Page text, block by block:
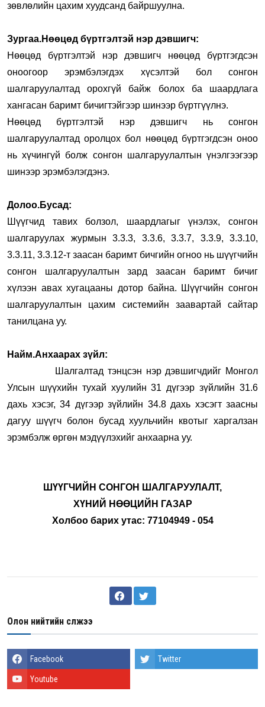
зөвлөлийн цахим хуудсанд байршуулна.
Зургаа.Нөөцөд бүртгэлтэй нэр дэвшигч:
Нөөцөд бүртгэлтэй нэр дэвшигч нөөцөд бүртгэгдсэн
оноогоор эрэмбэлэгдэх хүсэлтэй бол сонгон
шалгаруулалтад орохгүй байж болох ба шаардлага
хангасан баримт бичигтэйгээр шинээр бүртгүүлнэ.
Нөөцөд бүртгэлтэй нэр дэвшигч нь сонгон
шалгаруулалтад оролцох бол нөөцөд бүртгэгдсэн оноо
нь хүчингүй болж сонгон шалгаруулалтын үнэлгээгээр
шинээр эрэмбэлэгдэнэ.
Долоо.Бусад:
Шүүгчид тавих болзол, шаардлагыг үнэлэх, сонгон
шалгаруулах журмын 3.3.3, 3.3.6, 3.3.7, 3.3.9, 3.3.10,
3.3.11, 3.3.12-т заасан баримт бичгийн огноо нь шүүгчийн
сонгон шалгаруулалтын зард заасан баримт бичиг
хүлээн авах хугацааны дотор байна. Шүүгчийн сонгон
шалгаруулалтын цахим системийн заавартай сайтар
танилцана уу.
Найм.Анхаарах зүйл:
Шалгалтад тэнцсэн нэр дэвшигчдийг Монгол
Улсын шүүхийн тухай хуулийн 31 дүгээр зүйлийн 31.6
дахь хэсэг, 34 дүгээр зүйлийн 34.8 дахь хэсэгт заасны
дагуу шүүгч болон бусад хуульчийн квотыг харгалзан
эрэмбэлж өргөн мэдүүлэхийг анхаарна уу.
ШҮҮГЧИЙН СОНГОН ШАЛГАРУУЛАЛТ,
ХҮНИЙ НӨӨЦИЙН ГАЗАР
Холбоо барих утас: 77104949 - 054
Олон нийтийн сүлжээ
Facebook Twitter
Youtube